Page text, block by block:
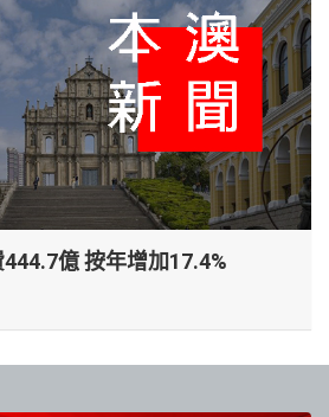
444.7億 按年增加17.4%